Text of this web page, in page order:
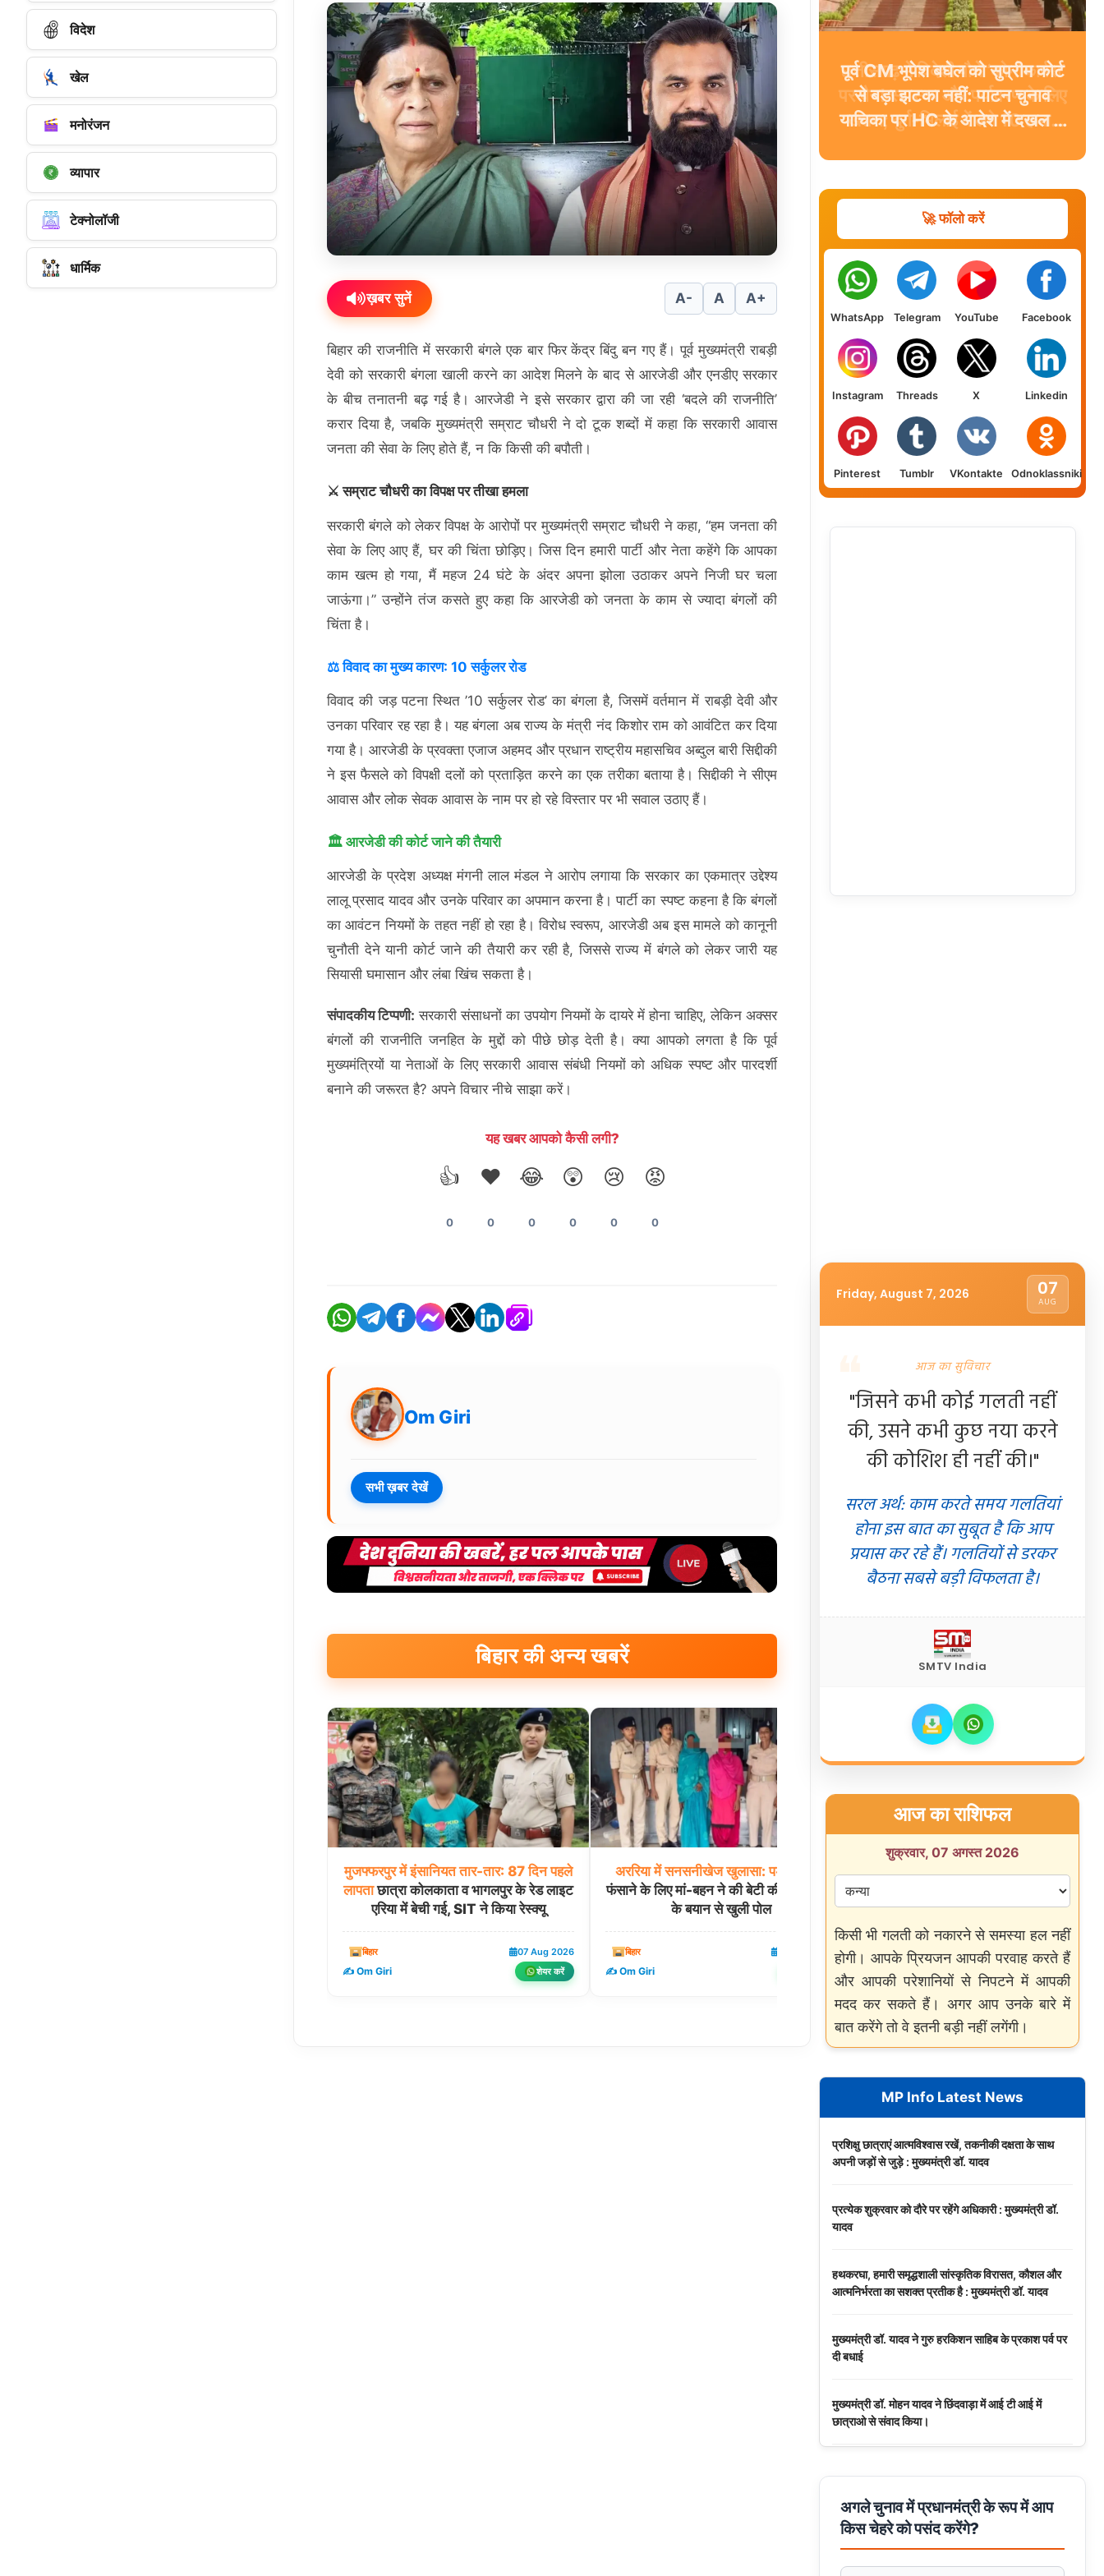
ख़बर सुनें A- A A+
बिहार की राजनीति में सरकारी बंगले एक बार फिर केंद्र बिंदु बन गए हैं। पूर्व मुख्यमंत्री राबड़ी
देवी को सरकारी बंगला खाली करने का आदेश मिलने के बाद से आरजेडी और एनडीए सरकार
के बीच तनातनी बढ़ गई है। आरजेडी ने इसे सरकार द्वारा की जा रही ‘बदले की राजनीति’
करार दिया है, जबकि मुख्यमंत्री सम्राट चौधरी ने दो टूक शब्दों में कहा कि सरकारी आवास
जनता की सेवा के लिए होते हैं, न कि किसी की बपौती।
⚔️ सम्राट चौधरी का विपक्ष पर तीखा हमला
सरकारी बंगले को लेकर विपक्ष के आरोपों पर मुख्यमंत्री सम्राट चौधरी ने कहा, “हम जनता की
सेवा के लिए आए हैं, घर की चिंता छोड़िए। जिस दिन हमारी पार्टी और नेता कहेंगे कि आपका
काम खत्म हो गया, मैं महज 24 घंटे के अंदर अपना झोला उठाकर अपने निजी घर चला
जाऊंगा।” उन्होंने तंज कसते हुए कहा कि आरजेडी को जनता के काम से ज्यादा बंगलों की
चिंता है।
⚖️ विवाद का मुख्य कारण: 10 सर्कुलर रोड
विवाद की जड़ पटना स्थित ’10 सर्कुलर रोड’ का बंगला है, जिसमें वर्तमान में राबड़ी देवी और
उनका परिवार रह रहा है। यह बंगला अब राज्य के मंत्री नंद किशोर राम को आवंटित कर दिया
गया है। आरजेडी के प्रवक्ता एजाज अहमद और प्रधान राष्ट्रीय महासचिव अब्दुल बारी सिद्दीकी
ने इस फैसले को विपक्षी दलों को प्रताड़ित करने का एक तरीका बताया है। सिद्दीकी ने सीएम
आवास और लोक सेवक आवास के नाम पर हो रहे विस्तार पर भी सवाल उठाए हैं।
🏛️ आरजेडी की कोर्ट जाने की तैयारी
आरजेडी के प्रदेश अध्यक्ष मंगनी लाल मंडल ने आरोप लगाया कि सरकार का एकमात्र उद्देश्य
लालू प्रसाद यादव और उनके परिवार का अपमान करना है। पार्टी का स्पष्ट कहना है कि बंगलों
का आवंटन नियमों के तहत नहीं हो रहा है। विरोध स्वरूप, आरजेडी अब इस मामले को कानूनी
चुनौती देने यानी कोर्ट जाने की तैयारी कर रही है, जिससे राज्य में बंगले को लेकर जारी यह
सियासी घमासान और लंबा खिंच सकता है।
संपादकीय टिप्पणी: सरकारी संसाधनों का उपयोग नियमों के दायरे में होना चाहिए, लेकिन अक्सर
बंगलों की राजनीति जनहित के मुद्दों को पीछे छोड़ देती है। क्या आपको लगता है कि पूर्व
मुख्यमंत्रियों या नेताओं के लिए सरकारी आवास संबंधी नियमों को अधिक स्पष्ट और पारदर्शी
बनाने की जरूरत है? अपने विचार नीचे साझा करें।
यह खबर आपको कैसी लगी?
👍
0
❤️
0
😂
0
😲
0
😢
0
😡
0
Om Giri
सभी ख़बर देखें
बिहार की अन्य खबरें
मुजफ्फरपुर में इंसानियत तार-तार: 87 दिन पहले
लापताछात्रा कोलकाता व भागलपुर के रेड लाइट
एरिया में बेची गई, SIT ने किया रेस्क्यू
बिहार 07 Aug 2026
✍️ Om Giri शेयर करें
अररिया में सनसनीखेज खुलासा: पड़ोसियों
फंसाने के लिए मां-बहन ने की बेटी की हत्या! पिता
के बयान से खुली पोल
बिहार 05 Aug 2026
✍️ Om Giri
मुजफ्फरपुर रेड लाइट एरिया में सनसनी: लखनऊ
की 22 वर्षीय डांसर का फंदे से लटका मिला शव,
FSL टीम जांच में जुटी
बिहार 05 Aug 2026
✍️ Om Giri शेयर करें
विदेश
खेल
मनोरंजन
व्यापार
टेक्नोलॉजी
धार्मिक
पूर्व CM भूपेश बघेल को सुप्रीम कोर्ट
से बड़ा झटका नहीं: पाटन चुनाव
याचिका पर HC के आदेश में दखल से
🚀 फॉलो करें
WhatsApp Telegram YouTube Facebook
Instagram Threads X Linkedin
Pinterest Tumblr VKontakte Odnoklassniki
Friday, August 7, 2026 07
AUG
आज का सुविचार
"जिसने कभी कोई गलती नहीं
की, उसने कभी कुछ नया करने
की कोशिश ही नहीं की।"
सरल अर्थ: काम करते समय गलतियां
होना इस बात का सुबूत है कि आप
प्रयास कर रहे हैं। गलतियों से डरकर
बैठना सबसे बड़ी विफलता है।
SMTV India
आज का राशिफल
शुक्रवार, 07 अगस्त 2026
किसी भी गलती को नकारने से समस्या हल नहीं
होगी। आपके प्रियजन आपकी परवाह करते हैं
और आपकी परेशानियों से निपटने में आपकी
मदद कर सकते हैं। अगर आप उनके बारे में
बात करेंगे तो वे इतनी बड़ी नहीं लगेंगी।
MP Info Latest News
प्रशिक्षु छात्राएं आत्मविश्वास रखें, तकनीकी दक्षता के साथ
अपनी जड़ों से जुड़े : मुख्यमंत्री डॉ. यादव
प्रत्येक शुक्रवार को दौरे पर रहेंगे अधिकारी : मुख्यमंत्री डॉ.
यादव
हथकरघा, हमारी समृद्धशाली सांस्कृतिक विरासत, कौशल और
आत्मनिर्भरता का सशक्त प्रतीक है : मुख्यमंत्री डॉ. यादव
मुख्यमंत्री डॉ. यादव ने गुरु हरकिशन साहिब के प्रकाश पर्व पर
दी बधाई
मुख्यमंत्री डॉ. मोहन यादव ने छिंदवाड़ा में आई टी आई में
छात्राओ से संवाद किया।
मुख्यमंत्री डॉ. यादव ने बाबूलाल जैन की पुण्यतिथि पर किया
नमन
अगले चुनाव में प्रधानमंत्री के रूप में आप
किस चेहरे को पसंद करेंगे?